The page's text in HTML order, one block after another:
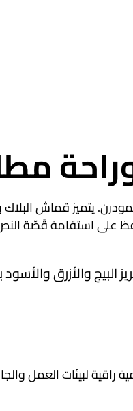
. يتميز قماش
على استقامة قَصّة
والأزرق
راقية لبيئات العمل